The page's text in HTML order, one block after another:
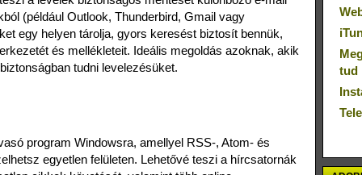
(például Outlook, Thunderbird, Gmail vagy
egy helyen tárolja, gyors keresést biztosít bennük,
és mellékleteit. Ideális megoldás azoknak, akik
tudni levelezésüket.
program Windowsra, amellyel RSS-, Atom- és
egyetlen felületen. Lehetővé teszi a hírcsatornák
tud